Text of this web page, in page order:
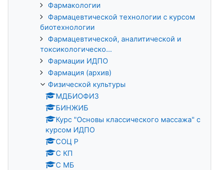
Фармакологии
Фармацевтической технологии с курсом
биотехнологии
Фармацевтической, аналитической и
токсикологическо...
Фармации ИДПО
Фармация (архив)
Физической культуры
МДБИОФИЗ
БИНЖИБ
Курс "Основы классического массажа" с
курсом ИДПО
СОЦ Р
С КП
С МБ